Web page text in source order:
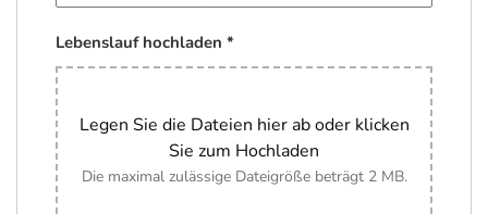
Lebenslauf hochladen *
Legen Sie die Dateien hier ab oder klicken
Sie zum Hochladen
Die maximal zulässige Dateigröße beträgt 2 MB.